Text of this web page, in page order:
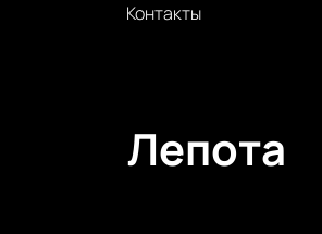
Контакты
Лепота